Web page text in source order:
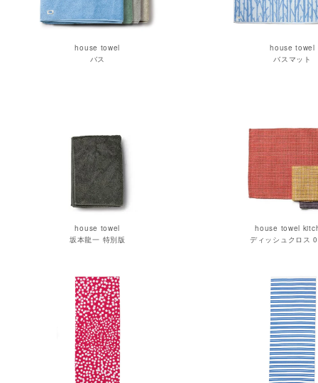
house towel
バス
house towel
バスマット
house towel
坂本龍一 特別版
house towel
ディッシュクロス